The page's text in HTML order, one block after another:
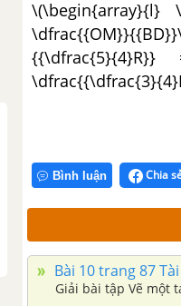
\(\begin{array}{l}
Bình luận Chia
Bài 10 trang 87
Giải bài tập Vẽ một